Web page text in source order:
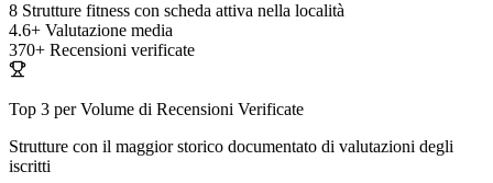
8 Strutture fitness con scheda attiva nella località
4.6+ Valutazione media
370+ Recensioni verificate
Top 3 per Volume di Recensioni Verificate
Strutture con il maggior storico documentato di valutazioni degli
iscritti